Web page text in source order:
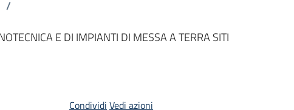
/
E DI IMPIANTI DI MESSA A TERRA SITI
Condividi Vedi azioni